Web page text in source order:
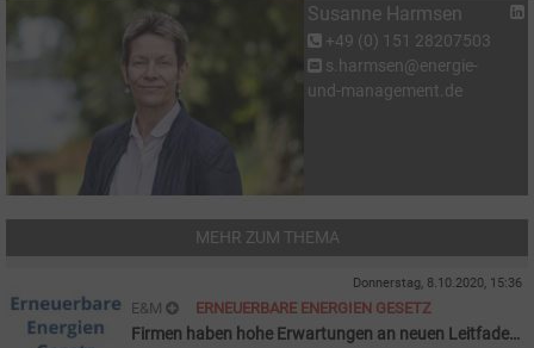
Susanne Harmsen
+49 (0) 151 28207503
s.harmsen@energie-
und-management.de
MEHR ZUM THEMA
Donnerstag, 8.10.2020, 15:36
E&M ERNEUERBARE ENERGIEN GESETZ
Firmen haben hohe Erwartungen an neuen Leitfaden